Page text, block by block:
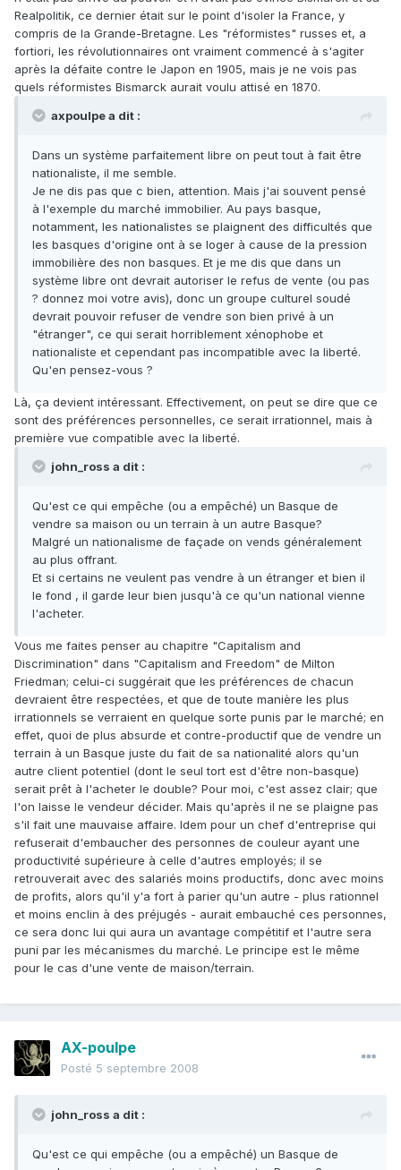
Realpolitik, ce dernier était sur le point d'isoler la France, y
compris de la Grande-Bretagne. Les "réformistes" russes et, a
fortiori, les révolutionnaires ont vraiment commencé à s'agiter
après la défaite contre le Japon en 1905, mais je ne vois pas
quels réformistes Bismarck aurait voulu attisé en 1870.
axpoulpe a dit :
Dans un système parfaitement libre on peut tout à fait être
nationaliste, il me semble.
Je ne dis pas que c bien, attention. Mais j'ai souvent pensé
à l'exemple du marché immobilier. Au pays basque,
notamment, les nationalistes se plaignent des difficultés que
les basques d'origine ont à se loger à cause de la pression
immobilière des non basques. Et je me dis que dans un
système libre ont devrait autoriser le refus de vente (ou pas
? donnez moi votre avis), donc un groupe culturel soudé
devrait pouvoir refuser de vendre son bien privé à un
"étranger", ce qui serait horriblement xénophobe et
nationaliste et cependant pas incompatible avec la liberté.
Qu'en pensez-vous ?
Là, ça devient intéressant. Effectivement, on peut se dire que ce
sont des préférences personnelles, ce serait irrationnel, mais à
première vue compatible avec la liberté.
john_ross a dit :
Qu'est ce qui empêche (ou a empêché) un Basque de
vendre sa maison ou un terrain à un autre Basque?
Malgré un nationalisme de façade on vends généralement
au plus offrant.
Et si certains ne veulent pas vendre à un étranger et bien il
le fond , il garde leur bien jusqu'à ce qu'un national vienne
l'acheter.
Vous me faites penser au chapitre "Capitalism and
Discrimination" dans "Capitalism and Freedom" de Milton
Friedman; celui-ci suggérait que les préférences de chacun
devraient être respectées, et que de toute manière les plus
irrationnels se verraient en quelque sorte punis par le marché; en
effet, quoi de plus absurde et contre-productif que de vendre un
terrain à un Basque juste du fait de sa nationalité alors qu'un
autre client potentiel (dont le seul tort est d'être non-basque)
serait prêt à l'acheter le double? Pour moi, c'est assez clair; que
l'on laisse le vendeur décider. Mais qu'après il ne se plaigne pas
s'il fait une mauvaise affaire. Idem pour un chef d'entreprise qui
refuserait d'embaucher des personnes de couleur ayant une
productivité supérieure à celle d'autres employés; il se
retrouverait avec des salariés moins productifs, donc avec moins
de profits, alors qu'il y'a fort à parier qu'un autre - plus rationnel
et moins enclin à des préjugés - aurait embauché ces personnes,
ce sera donc lui qui aura un avantage compétitif et l'autre sera
puni par les mécanismes du marché. Le principe est le même
pour le cas d'une vente de maison/terrain.
AX-poulpe
Posté 5 septembre 2008
john_ross a dit :
Qu'est ce qui empêche (ou a empêché) un Basque de